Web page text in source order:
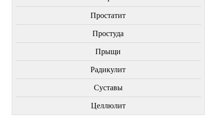
Простатит
Простуда
Прыщи
Радикулит
Суставы
Целлюлит